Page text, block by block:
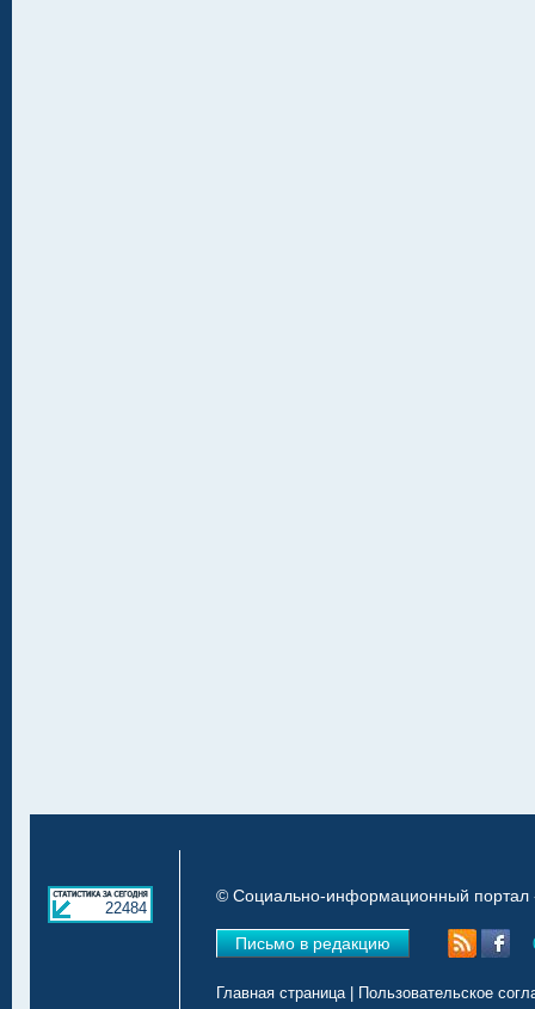
22484
© Социально-информационный портал
Письмо в редакцию
Главная страница| Пользовательское